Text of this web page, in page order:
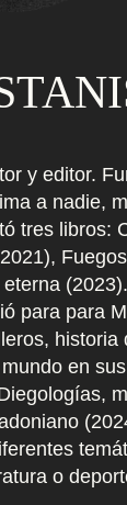
y editor.
a nadie,
tres libros:
para para
historia
en
o